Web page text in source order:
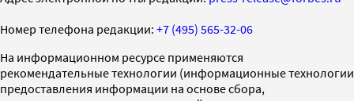
Номер телефона редакции: +7 (495) 565-32-06
На информационном ресурсе применяются
рекомендательные технологии (информационные технологии
предоставления информации на основе сбора,